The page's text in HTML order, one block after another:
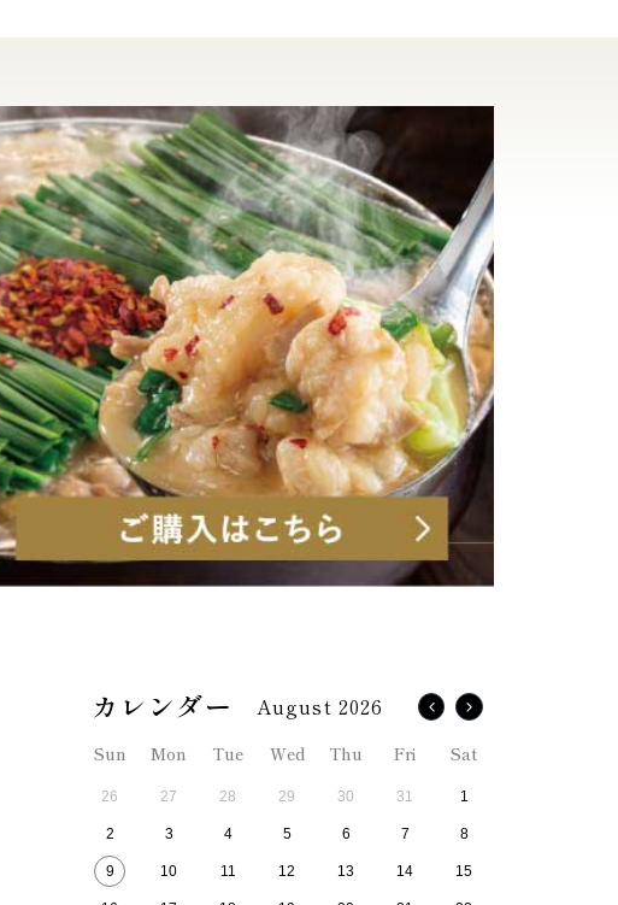
August 2026
Sun Mon Tue Wed Thu Fri Sat
26 27 28 29 30 31 1
2 3 4 5 6 7 8
9 10 11 12 13 14 15